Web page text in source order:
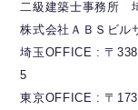
二級建築士事務所
株式会社ＡＢＳビ
埼玉OFFICE : 〒
5
東京OFFICE : 〒